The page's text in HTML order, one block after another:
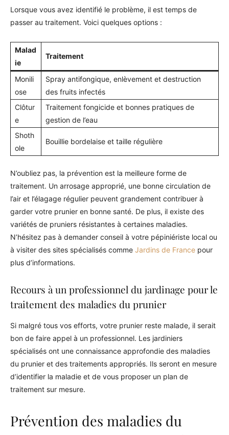
Lorsque vous avez identifié le problème, il est temps de
passer au traitement. Voici quelques options :
Malad
ie
Traitement
Monili
ose
Spray antifongique, enlèvement et destruction
des fruits infectés
Clôtur
e
Traitement fongicide et bonnes pratiques de
gestion de l’eau
Shoth
ole
Bouillie bordelaise et taille régulière
N’oubliez pas, la prévention est la meilleure forme de
traitement. Un arrosage approprié, une bonne circulation de
l’air et l’élagage régulier peuvent grandement contribuer à
garder votre prunier en bonne santé. De plus, il existe des
variétés de pruniers résistantes à certaines maladies.
N’hésitez pas à demander conseil à votre pépiniériste local ou
à visiter des sites spécialisés comme Jardins de France pour
plus d’informations.
Recours à un professionnel du jardinage pour le
traitement des maladies du prunier
Si malgré tous vos efforts, votre prunier reste malade, il serait
bon de faire appel à un professionnel. Les jardiniers
spécialisés ont une connaissance approfondie des maladies
du prunier et des traitements appropriés. Ils seront en mesure
d’identifier la maladie et de vous proposer un plan de
traitement sur mesure.
Prévention des maladies du